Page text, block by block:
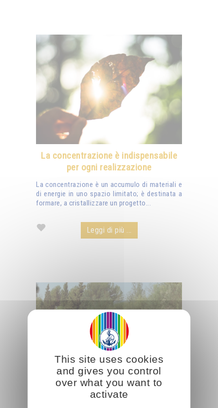
La concentrazione è indispensabile
per ogni realizzazione
La concentrazione è un accumulo di materiali e
di energie in uno spazio limitato; è destinata a
formare, a cristallizzare un progetto...
Leggi di più ...
This site uses cookies
and gives you control
over what you want to
activate